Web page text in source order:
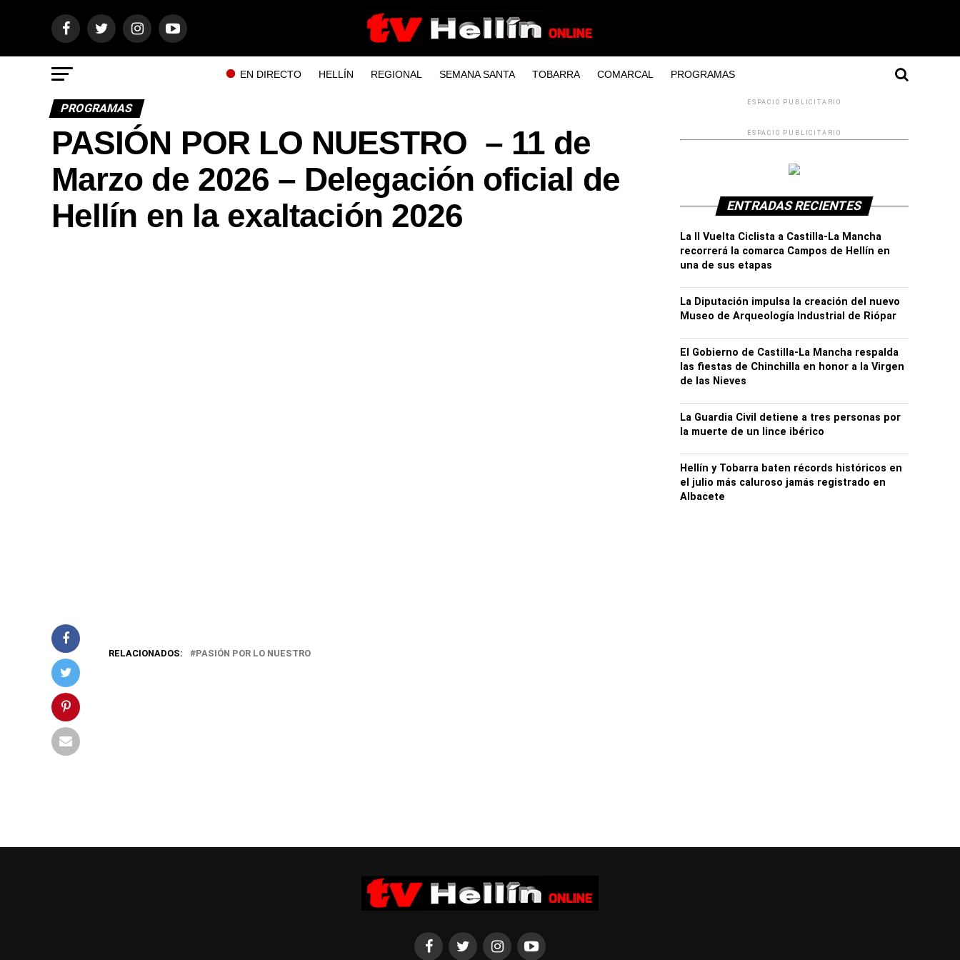
EN DIRECTO HELLÍN REGIONAL SEMANA SANTA TOBARRA COMARCAL PROGRAMAS
PROGRAMAS
PASIÓN POR LO NUESTRO – 11 de
Marzo de 2026 – Delegación oficial de
Hellín en la exaltación 2026
RELACIONADOS: PASIÓN POR LO NUESTRO
ESPACIO PUBLICITARIO
ESPACIO PUBLICITARIO
ENTRADAS RECIENTES
La II Vuelta Ciclista a Castilla-La Mancha
recorrerá la comarca Campos de Hellín en
una de sus etapas
La Diputación impulsa la creación del nuevo
Museo de Arqueología Industrial de Riópar
El Gobierno de Castilla-La Mancha respalda
las fiestas de Chinchilla en honor a la Virgen
de las Nieves
La Guardia Civil detiene a tres personas por
la muerte de un lince ibérico
Hellín y Tobarra baten récords históricos en
el julio más caluroso jamás registrado en
Albacete